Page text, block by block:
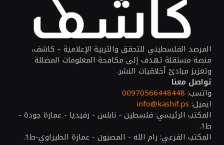
المرصد الفلسطيني للتحقق والتربية الإعلامية – كاشف،
منصة مستقلة تهدف إلى مكافحة المعلومات المضللة
وتعزيز مبادئ أخلاقيات النشر.
تواصل معنا
واتسب: 00970566448448
ايميل: info@kashif.ps
المكتب الرئيسي: فلسطين - نابلس - رفيديا - عمارة جودة -
ط1.
المكتب الفرعي: رام الله - المصيون - عمارة الطيراوي-ط1.